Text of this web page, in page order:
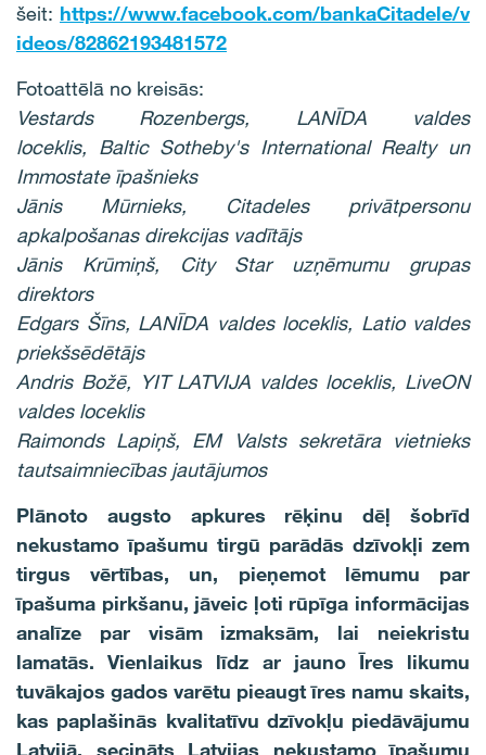
šeit: https://www.facebook.com/bankaCitadele/v
ideos/82862193481572
Fotoattēlā no kreisās:
Vestards Rozenbergs, LANĪDA valdes
loceklis, Baltic Sotheby's International Realty un
Immostate īpašnieks
Jānis Mūrnieks, Citadeles privātpersonu
apkalpošanas direkcijas vadītājs
Jānis Krūmiņš, City Star uzņēmumu grupas
direktors
Edgars Šīns, LANĪDA valdes loceklis, Latio valdes
priekšsēdētājs
Andris Božē, YIT LATVIJA valdes loceklis, LiveON
valdes loceklis
Raimonds Lapiņš, EM Valsts sekretāra vietnieks
tautsaimniecības jautājumos
Plānoto augsto apkures rēķinu dēļ šobrīd
nekustamo īpašumu tirgū parādās dzīvokļi zem
tirgus vērtības, un, pieņemot lēmumu par
īpašuma pirkšanu, jāveic ļoti rūpīga informācijas
analīze par visām izmaksām, lai neiekristu
lamatās. Vienlaikus līdz ar jauno Īres likumu
tuvākajos gados varētu pieaugt īres namu skaits,
kas paplašinās kvalitatīvu dzīvokļu piedāvājumu
Latvijā, secināts Latvijas nekustamo īpašumu